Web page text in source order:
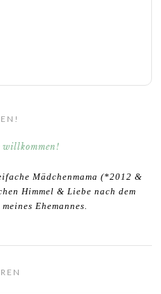
Mädchenmama (*2012 &
Himmel & Liebe nach dem
Ehemannes.